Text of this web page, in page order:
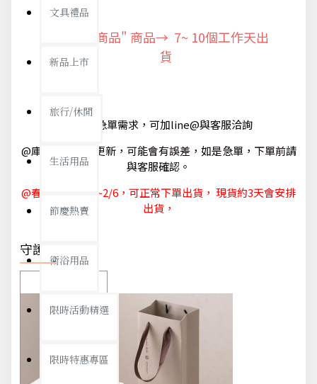
文具禮品
新品上市
旅行/休閒
生活用品
節慶熱賣
衛浴用品
限時活動精選
限時特惠專區
"預購商品" 商品→ 7~ 10個工作天出
貨
@如有急單需求，可加line@與客服洽詢
@庫存狀態隨時更新，可能會有誤差，如是急單，下單前請
與客服確認。
@春節休節 1/29~2/6，可正常下單出貨， 現貨約3天會安排
出貨，
守護你我